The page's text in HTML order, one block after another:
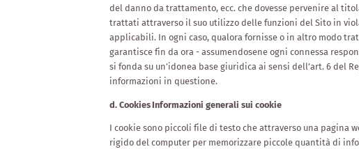
del danno da trattamento, ecc. che dovesse pervenire al
trattati attraverso il suo utilizzo delle funzioni del Sito in
applicabili. In ogni caso, qualora fornisse o in altro modo
garantisce fin da ora - assumendosene ogni connessa
si fonda su un’idonea base giuridica ai sensi dell’art. 6 del
informazioni in questione.
d. CookiesInformazioni generali sui cookie
I cookie sono piccoli file di testo che attraverso una pagina
rigido del computer per memorizzare piccole quantità di